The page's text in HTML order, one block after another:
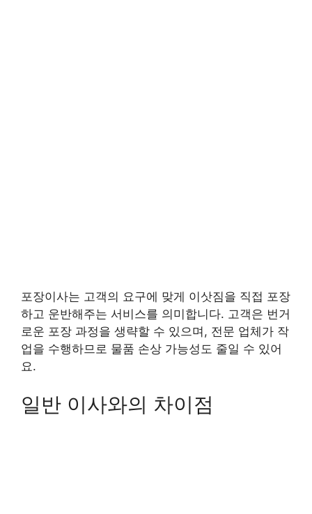
포장이사는 고객의 요구에 맞게 이삿짐을 직접 포장
하고 운반해주는 서비스를 의미합니다. 고객은 번거
로운 포장 과정을 생략할 수 있으며, 전문 업체가 작
업을 수행하므로 물품 손상 가능성도 줄일 수 있어
요.
일반 이사와의 차이점